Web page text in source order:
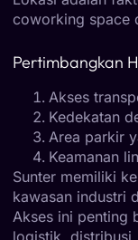
coworking space
Pertimbangkan
Akses
Kedekatan
Area parkir
Keamanan
Sunter memiliki
kawasan industri
Akses ini penting
logistik,